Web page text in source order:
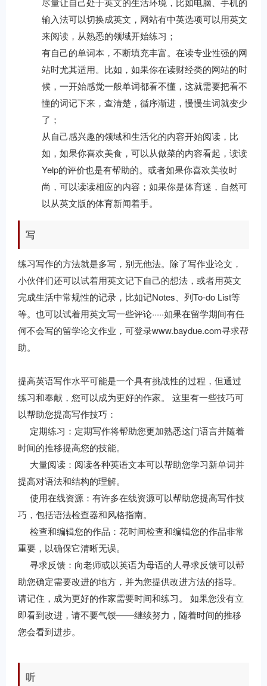
输入法可以切换成英文，网站有中英选项可以用英文
来阅读，从熟悉的领域开始练习；
有自己的单词本，不断填充丰富。在读专业性强的网
站时尤其适用。比如，如果你在读财经类的网站的时
候，一开始感觉一般单词都看不懂，这就需要把看不
懂的词记下来，查清楚，循序渐进，慢慢生词就变少
了；
从自己感兴趣的领域和生活化的内容开始阅读，比
如，如果你喜欢美食，可以从做菜的内容看起，读读
Yelp的评价也是有帮助的。或者如果你喜欢美妆时
尚，可以读读相应的内容；如果你是体育迷，自然可
以从英文版的体育新闻着手。
写
练习写作的方法就是多写，别无他法。除了写作业论文，
小伙伴们还可以试着用英文记下自己的想法，或者用英文
完成生活中常规性的记录，比如记Notes、列To-do List等
等。也可以试着用英文写一些评论·····如果在留学期间有任
何不会写的留学论文作业，可登录www.baydue.com寻求帮
助。
提高英语写作水平可能是一个具有挑战性的过程，但通过
练习和奉献，您可以成为更好的作家。 这里有一些技巧可
以帮助您提高写作技巧：
定期练习：定期写作将帮助您更加熟悉这门语言并随着
时间的推移提高您的技能。
大量阅读：阅读各种英语文本可以帮助您学习新单词并
提高对语法和结构的理解。
使用在线资源：有许多在线资源可以帮助您提高写作技
巧，包括语法检查器和风格指南。
检查和编辑您的作品：花时间检查和编辑您的作品非常
重要，以确保它清晰无误。
寻求反馈：向老师或以英语为母语的人寻求反馈可以帮
助您确定需要改进的地方，并为您提供改进方法的指导。
请记住，成为更好的作家需要时间和练习。 如果您没有立
即看到改进，请不要气馁——继续努力，随着时间的推移
您会看到进步。
听